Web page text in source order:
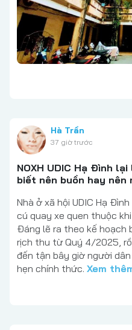
Hà Trần
37 giờ trước
NOXH UDIC Hạ Đình
biết nên buồn hay nên
Nhà ở xã hội UDIC Hạ
cú quay xe quen thuộc
Đáng lẽ ra theo kế hoạch
rịch thu từ Quý 4/2025,
đến tận bây giờ người
hẹn chính thức. Xem